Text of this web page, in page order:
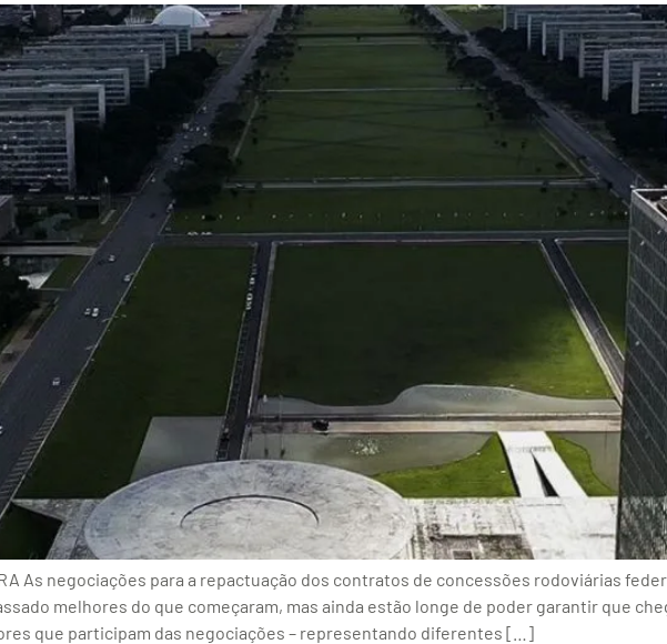
As negociações para a repactuação dos contratos de concessões rodoviárias
melhores do que começaram, mas ainda estão longe de poder garantir que
que participam das negociações – representando diferentes […]